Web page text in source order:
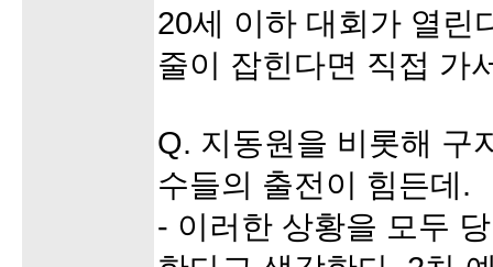
20세 이하 대회가 열린
줄이 잡힌다면 직접 가
Q. 지동원을 비롯해 구
수들의 출전이 힘든데.
- 이러한 상황을 모두